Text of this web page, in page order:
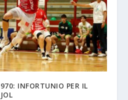
INFORTUNIO PER IL